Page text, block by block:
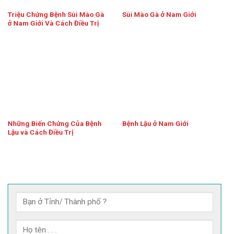
Triệu Chứng Bệnh Sùi Mào Gà
ở Nam Giới Và Cách Điều Trị
Sùi Mào Gà ở Nam Giới
Những Biến Chứng Của Bệnh
Lậu và Cách Điều Trị
Bệnh Lậu ở Nam Giới